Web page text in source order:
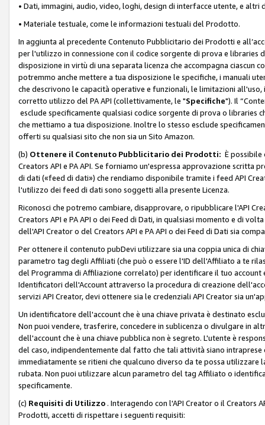
• Dati, immagini, audio, video, loghi, design di interfacce utente, e altri
• Materiale testuale, come le informazioni testuali del Prodotto.
In aggiunta al precedente Contenuto Pubblicitario dei Prodotti e
per l'utilizzo in connessione con il codice sorgente di prova e libraries
disposizione in virtù di una separata licenza che accompagna ciascun
potremmo anche mettere a tua disposizione le specifiche, i manuali
che descrivono le capacità operative e funzionali, le limitazioni
corretto utilizzo del PA API (collettivamente, le "Specifiche"). Il
esclude specificamente qualsiasi codice sorgente di prova o libraries
che mettiamo a tua disposizione. Inoltre lo stesso esclude
offerti su qualsiasi sito che non sia un Sito Amazon.
(b) Ottenere il Contenuto Pubblicitario dei Prodotti: È
Creators API e PA API. Se forniamo un'espressa approvazione
di dati («feed di dati») che rendiamo disponibile tramite i feed API
l'utilizzo dei feed di dati sono soggetti alla presente Licenza.
Riconosci che potremo cambiare, disapprovare, o ripubblicare l'API
Creators API e PA API o dei Feed di Dati, in qualsiasi momento e di
dell'API Creator o del Creators API e PA API o dei Feed di Dati sia
Per ottenere il contenuto pubDevi utilizzare sia una coppia unica di
parametro tag degli Affiliati (che può o essere l'ID dell'Affiliato a te
del Programma di Affiliazione correlato) per identificare il tuo account
Identificatori dell'Account attraverso la procedura di creazione
servizi API Creator, devi ottenere sia le credenziali API Creator sia
Un identificatore dell'account che è una chiave privata è destinato
Non puoi vendere, trasferire, concedere in sublicenza o divulgare in
dell'account che è una chiave pubblica non è segreto. L'utente è
del caso, indipendentemente dal fatto che tali attività siano
immediatamente se ritieni che qualcuno diverso da te possa
rubata. Non puoi utilizzare alcun parametro del tag Affiliato o
specificamente.
(c) Requisiti di Utilizzo . Interagendo con l'API Creator o il Creators
Prodotti, accetti di rispettare i seguenti requisiti: